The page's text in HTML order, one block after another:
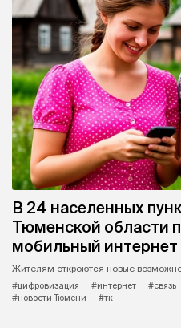
В 24 населенных
Тюменской области
мобильный интернет
Жителям откроются новые
#цифровизация
#интернет #связь
#новости Тюмени
#тк